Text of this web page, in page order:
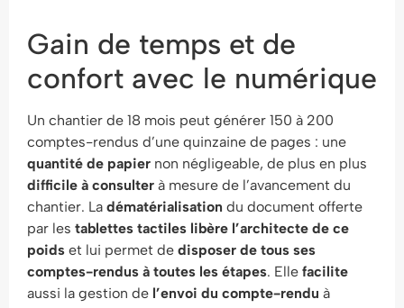
Gain de temps et de
confort avec le numérique
Un chantier de 18 mois peut générer 150 à 200
comptes-rendus d’une quinzaine de pages : une
quantité de papier non négligeable, de plus en plus
difficile à consulter à mesure de l’avancement du
chantier. La dématérialisation du document offerte
par les tablettes tactiles libère l’architecte de ce
poids et lui permet de disposer de tous ses
comptes-rendus à toutes les étapes. Elle facilite
aussi la gestion de l’envoi du compte-rendu à